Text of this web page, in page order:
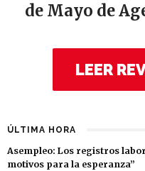
de Mayo de
LEER
ÚLTIMA HORA
Asempleo: Los registros
motivos para la esperanza”